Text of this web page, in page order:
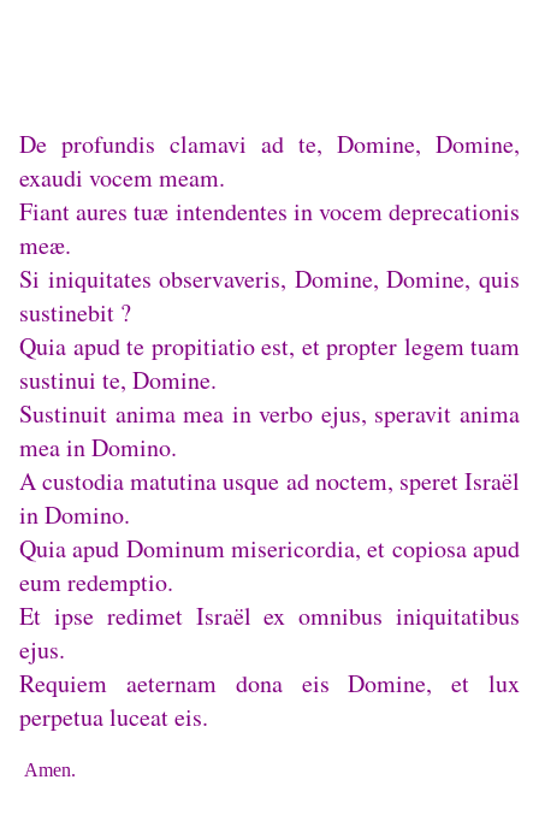
De profundis clamavi ad te, Domine, Domine,
exaudi vocem meam.
Fiant aures tuæ intendentes in vocem deprecationis
meæ.
Si iniquitates observaveris, Domine, Domine, quis
sustinebit ?
Quia apud te propitiatio est, et propter legem tuam
sustinui te, Domine.
Sustinuit anima mea in verbo ejus, speravit anima
mea in Domino.
A custodia matutina usque ad noctem, speret Israël
in Domino.
Quia apud Dominum misericordia, et copiosa apud
eum redemptio.
Et ipse redimet Israël ex omnibus iniquitatibus
ejus.
Requiem aeternam dona eis Domine, et lux
perpetua luceat eis.
Amen.